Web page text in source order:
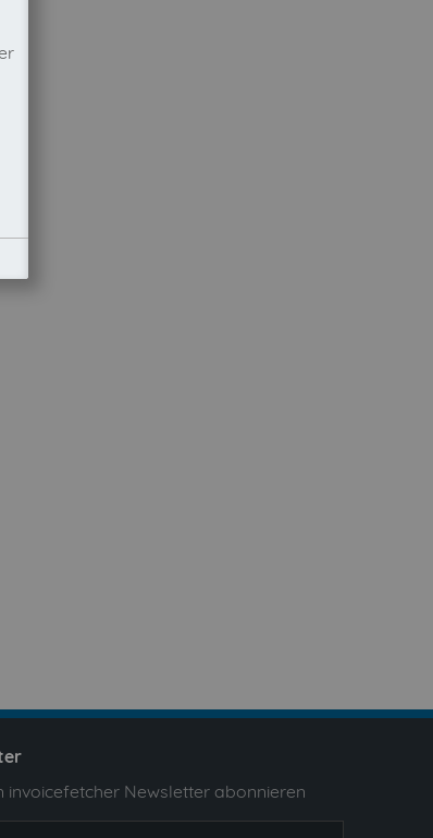
invoicefetcher Newsletter abonnieren